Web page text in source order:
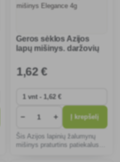
Geros sėklos Azijos
lapų mišinys. daržovių
4g
1,62 €
− + Į krepšelį
Šis Azijos lapinių žalumynų
mišinys praturtins patiekalus